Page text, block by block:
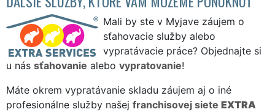
Mali by ste v Myjave záujem o
sťahovacie služby alebo
vypratávacie práce? Objednajte si
u nás sťahovanie alebo vypratovanie!
Máte okrem vypratávanie skladu záujem aj o iné
profesionálne služby našej franchisovej siete EXTRA